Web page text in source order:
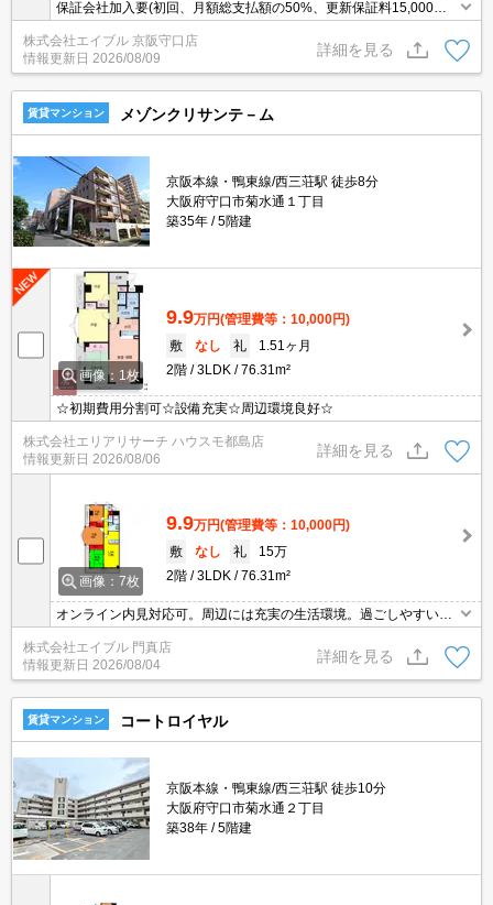
保証会社加入要(初回、月額総支払額の50%、更新保証料15,000
円)。大型ショッピングモールへ700m。
株式会社エイブル 京阪守口店
情報更新日 2026/08/09
詳細を見る
賃貸マンション メゾンクリサンテ－ム
京阪本線・鴨東線/西三荘駅 徒歩8分
大阪府守口市菊水通１丁目
築35年
5階建
画像：1枚
9.9万円(管理費等：10,000円)
敷
なし 礼
1.51ヶ月
2階
3LDK 76.31m²
☆初期費用分割可☆設備充実☆周辺環境良好☆
株式会社エリアリサーチ ハウスモ都島店
情報更新日 2026/08/06
詳細を見る
画像：7枚
9.9万円(管理費等：10,000円)
敷
なし 礼
15万
2階
3LDK 76.31m²
オンライン内見対応可。周辺には充実の生活環境。過ごしやすい生
活環境が整っています。
株式会社エイブル 門真店
情報更新日 2026/08/04
詳細を見る
賃貸マンション コートロイヤル
京阪本線・鴨東線/西三荘駅 徒歩10分
大阪府守口市菊水通２丁目
築38年
5階建